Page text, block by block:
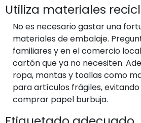
Utiliza materiales
No es necesario gastar una
materiales de embalaje.
familiares y en el comercio
cartón que ya no necesiten.
ropa, mantas y toallas como
para artículos frágiles,
comprar papel burbuja.